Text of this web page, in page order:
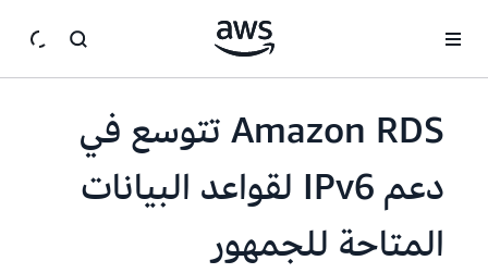
Amazon RDS تتوسع في
دعم IPv6 لقواعد البيانات
المتاحة للجمهور